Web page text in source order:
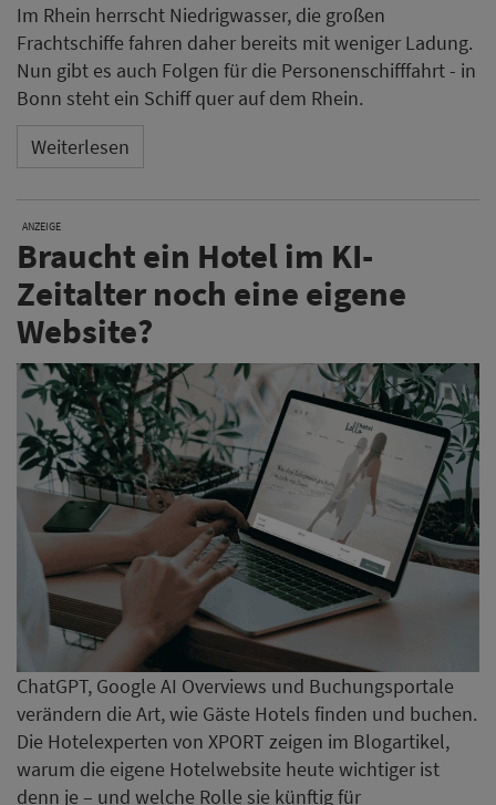
Im Rhein herrscht Niedrigwasser, die großen
Frachtschiffe fahren daher bereits mit weniger Ladung.
Nun gibt es auch Folgen für die Personenschifffahrt - in
Bonn steht ein Schiff quer auf dem Rhein.
Weiterlesen
ANZEIGE
Braucht ein Hotel im KI-
Zeitalter noch eine eigene
Website?
ChatGPT, Google AI Overviews und Buchungsportale
verändern die Art, wie Gäste Hotels finden und buchen.
Die Hotelexperten von XPORT zeigen im Blogartikel,
warum die eigene Hotelwebsite heute wichtiger ist
denn je – und welche Rolle sie künftig für